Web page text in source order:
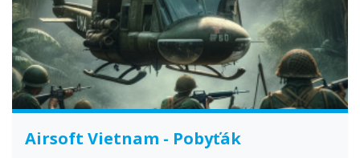
Airsoft Vietnam - Pobyťák